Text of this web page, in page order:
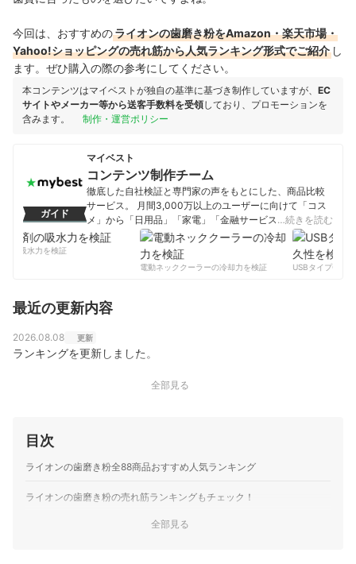
今回は、おすすめのライオンの歯磨き粉をAmazon・楽天市場・
Yahoo!ショッピングの売れ筋から人気ランキング形式でご紹介 し
ます。ぜひ購入の際の参考にしてください。
本コンテンツはマイベストが独自の基準に基づき制作していますが、 EC
サイトやメーカー等から送客手数料を受領しており、プロモーションを
含みます。
制作・運営ポリシー
ガイド
マイベスト
コンテンツ制作チーム
徹底した自社検証と専門家の声をもとにした、商品比較
サービス。 月間3,000万以上のユーザーに向けて「コス
メ」から「日用品」「家電」「金融サービス」まで、ベ
ストな商品を選んでもらうために、毎日コンテンツを制
コンテンツ制作チームのプロフィール
…続きを読む
の吸水力を検証
電動ネッククーラーの冷却力を検証
USBタイプCケー
最近の更新内容
2026.08.08 更新
ランキングを更新しました。
全部見る
目次
ライオンの歯磨き粉全88商品おすすめ人気ランキング
ライオンの歯磨き粉の売れ筋ランキングもチェック！
全部見る